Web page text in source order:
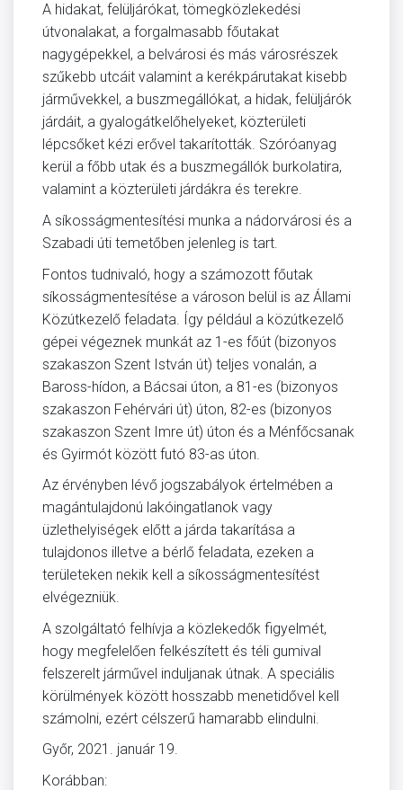
A hidakat, felüljárókat, tömegközlekedési
útvonalakat, a forgalmasabb főutakat
nagygépekkel, a belvárosi és más városrészek
szűkebb utcáit valamint a kerékpárutakat kisebb
járművekkel, a buszmegállókat, a hidak, felüljárók
járdáit, a gyalogátkelőhelyeket, közterületi
lépcsőket kézi erővel takarították. Szóróanyag
kerül a főbb utak és a buszmegállók burkolatira,
valamint a közterületi járdákra és terekre.
A síkosságmentesítési munka a nádorvárosi és a
Szabadi úti temetőben jelenleg is tart.
Fontos tudnivaló, hogy a számozott főutak
síkosságmentesítése a városon belül is az Állami
Közútkezelő feladata. Így például a közútkezelő
gépei végeznek munkát az 1-es főút (bizonyos
szakaszon Szent István út) teljes vonalán, a
Baross-hídon, a Bácsai úton, a 81-es (bizonyos
szakaszon Fehérvári út) úton, 82-es (bizonyos
szakaszon Szent Imre út) úton és a Ménfőcsanak
és Gyirmót között futó 83-as úton.
Az érvényben lévő jogszabályok értelmében a
magántulajdonú lakóingatlanok vagy
üzlethelyiségek előtt a járda takarítása a
tulajdonos illetve a bérlő feladata, ezeken a
területeken nekik kell a síkosságmentesítést
elvégezniük.
A szolgáltató felhívja a közlekedők figyelmét,
hogy megfelelően felkészített és téli gumival
felszerelt járművel induljanak útnak. A speciális
körülmények között hosszabb menetidővel kell
számolni, ezért célszerű hamarabb elindulni.
Győr, 2021. január 19.
Korábban: